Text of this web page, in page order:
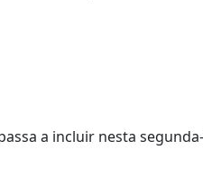
a incluir nesta